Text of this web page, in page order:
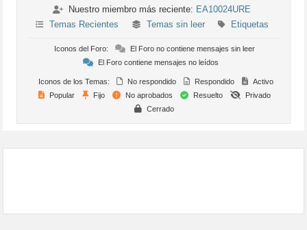
Nuestro miembro más reciente: EA10024URE
Temas Recientes
Temas sin leer Etiquetas
Iconos del Foro:
El Foro no contiene mensajes sin leer
El Foro contiene mensajes no leídos
Iconos de los Temas: No respondido Respondido
Activo
Popular
Fijo No aprobados Resuelto
Privado
Cerrado